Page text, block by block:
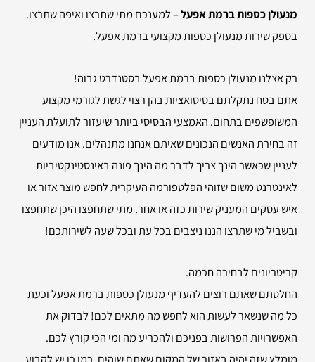
מנעולן כספות ברמת אפעל– למענכם מתי שתרצו ואיפה שתרצו.
בספק שירות מנעולן כספות מקצועי ברמת אפעל.
רק אצלנו מנעולן כספות ברמת אפעל בסטנדרט גבוה!
אתם בטח נתקלתם בסיטואציות בהן רצוי לגשת לגורמי מקצוע
המשופשפים בתחום. האמצעי הבסיסי ביותר שיעזור לתועלת העניין
זה בחירת האנשים הנכונים שאיתם אנחנו מתנהלים. אנו מודעים
לעניין שכאשר הינך צריך לדבר מה הינך פונה באינסטינקטיביות
לאינטרנט משום שזוהי הפלטפורמה העיקרית לחפש מוצר אזור או
איש עסקים המעניק שירות כזה או אחר. מתי שתחפצו היכן שתחפצו
ובשביל מי שתרצו הננו ניצבים בכל עת ובכל שעה לשירותכם!
קריטריונים לבחירה חכמה.
החלטתם שאתם רוצים להעדיף מנעולן כספות ברמת אפעל וכעת
כל מה שנשאר לעשות הוא לחפש מה מתאים לכם! לבדוק את
האפשרויות הפרושות בפניכם ולהכריע מה ומי הכי קורץ לכם.